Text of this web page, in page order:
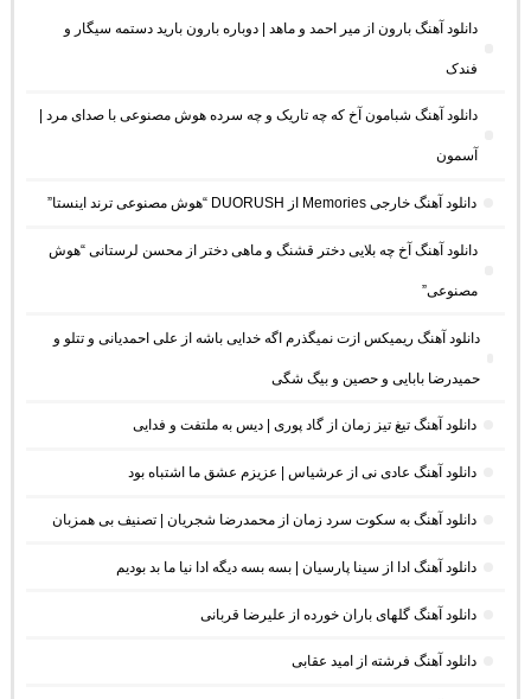
دانلود آهنگ بارون از میر احمد و ماهد | دوباره بارون بارید دستمه سیگار و
فندک
دانلود آهنگ شبامون آخ که چه تاریک و چه سرده هوش مصنوعی با صدای مرد |
آسمون
دانلود آهنگ خارجی Memories از DUORUSH “هوش مصنوعی ترند اینستا”
دانلود آهنگ آخ چه بلایی دختر قشنگ و ماهی دختر از محسن لرستانی “هوش
مصنوعی”
دانلود آهنگ ریمیکس ازت نمیگذرم اگه خدایی باشه از علی احمدیانی و تتلو و
حمیدرضا بابایی و حصین و بیگ شگی
دانلود آهنگ تیغ تیز زمان از گاد پوری | دیس به ملتفت و فدایی
دانلود آهنگ عادی نی از عرشیاس | عزیزم عشق ما اشتباه بود
دانلود آهنگ به سکوت سرد زمان از محمدرضا شجریان | تصنیف بی همزبان
دانلود آهنگ ادا از سینا پارسیان | بسه بسه دیگه ادا نیا ما بد بودیم
دانلود آهنگ گلهای باران خورده از علیرضا قربانی
دانلود آهنگ فرشته از امید عقابی